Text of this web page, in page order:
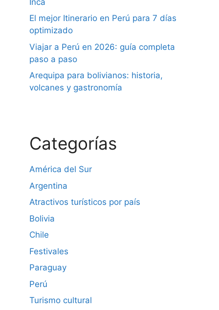
El mejor Itinerario en Perú para 7 días
optimizado
Viajar a Perú en 2026: guía completa
paso a paso
Arequipa para bolivianos: historia,
volcanes y gastronomía
Categorías
América del Sur
Argentina
Atractivos turísticos por país
Bolivia
Chile
Festivales
Paraguay
Perú
Turismo cultural